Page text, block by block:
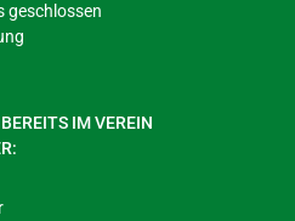
geschlossen
IM VEREIN